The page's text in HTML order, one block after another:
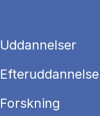
Uddannelser
Efteruddannelse
Forskning